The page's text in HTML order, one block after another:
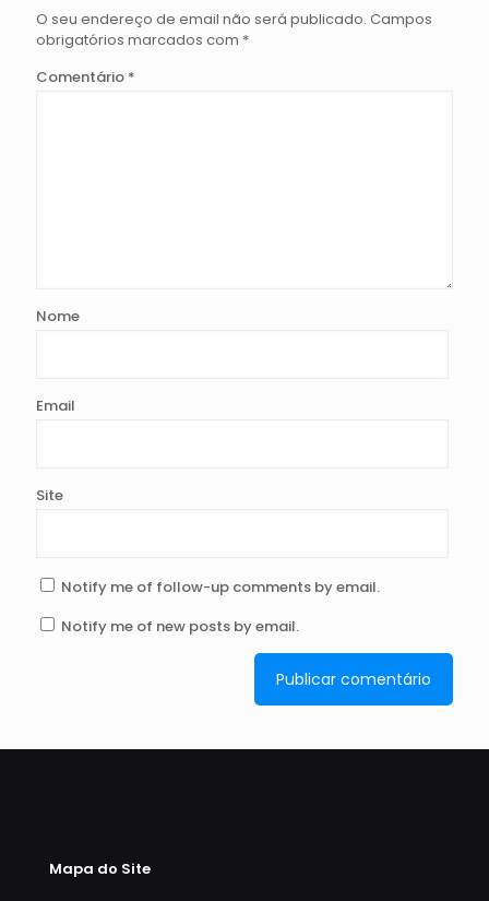
O seu endereço de email não será publicado. Campos
obrigatórios marcados com *
Comentário *
Nome
Email
Site
Notify me of follow-up comments by email.
Notify me of new posts by email.
Mapa do Site